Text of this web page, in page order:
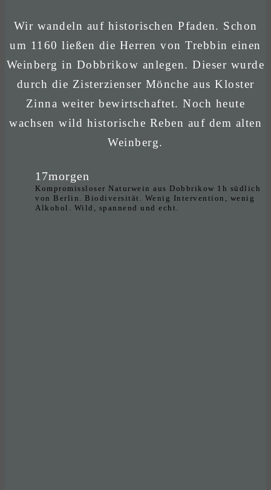
Wir wandeln auf historischen Pfaden. Schon
um 1160 ließen die Herren von Trebbin einen
Weinberg in Dobbrikow anlegen. Dieser wurde
durch die Zisterzienser Mönche aus Kloster
Zinna weiter bewirtschaftet. Noch heute
wachsen wild historische Reben auf dem alten
Weinberg.
17morgen
Kompromissloser Naturwein aus Dobbrikow 1h südlich
von Berlin. Biodiversität. Wenig Intervention, wenig
Alkohol. Wild, spannend und echt.